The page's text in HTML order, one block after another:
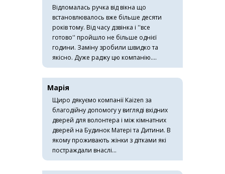
Відломалась ручка від вікна що
встановлювалось вже більше десяти
років тому. Від часу дзвінка і ''все
готово'' пройшло не більше однієї
години. Заміну зробили швидко та
якісно. Дуже раджу цю компанію....
Марія
Щиро дякуємо компанії Kaizen за
благодійну допомогу у вигляді вхідних
дверей для волонтера і між кімнатних
дверей на Будинок Матері та Дитини. В
якому проживають жінки з дітками які
постраждали внаслі...